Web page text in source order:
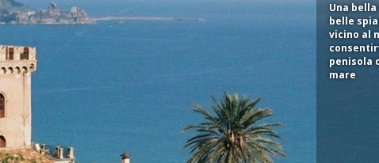
Una
belle
vicino al
penisola
mare